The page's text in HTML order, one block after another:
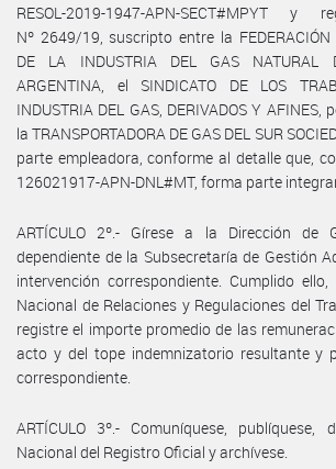
RESOL-2019-1947-APN-SECT#MPYT
Nº 2649/19, suscripto entre la FEDERACIÓN
DE LA INDUSTRIA DEL GAS NATURAL
ARGENTINA, el SINDICATO DE LOS
INDUSTRIA DEL GAS, DERIVADOS Y
la TRANSPORTADORA DE GAS DEL SUR
parte empleadora, conforme al detalle que,
126021917-APN-DNL#MT, forma parte
ARTÍCULO 2º.- Gírese a la Dirección de
dependiente de la Subsecretaría de Gestión
intervención correspondiente. Cumplido
Nacional de Relaciones y Regulaciones del
registre el importe promedio de las
acto y del tope indemnizatorio resultante y
correspondiente.
ARTÍCULO 3º.- Comuníquese,
Nacional del Registro Oficial y archívese.